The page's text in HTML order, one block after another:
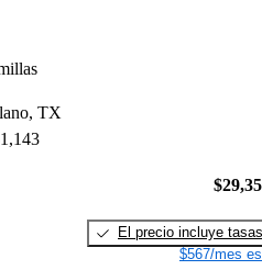
TX
El precio incluye tasas
$567/mes